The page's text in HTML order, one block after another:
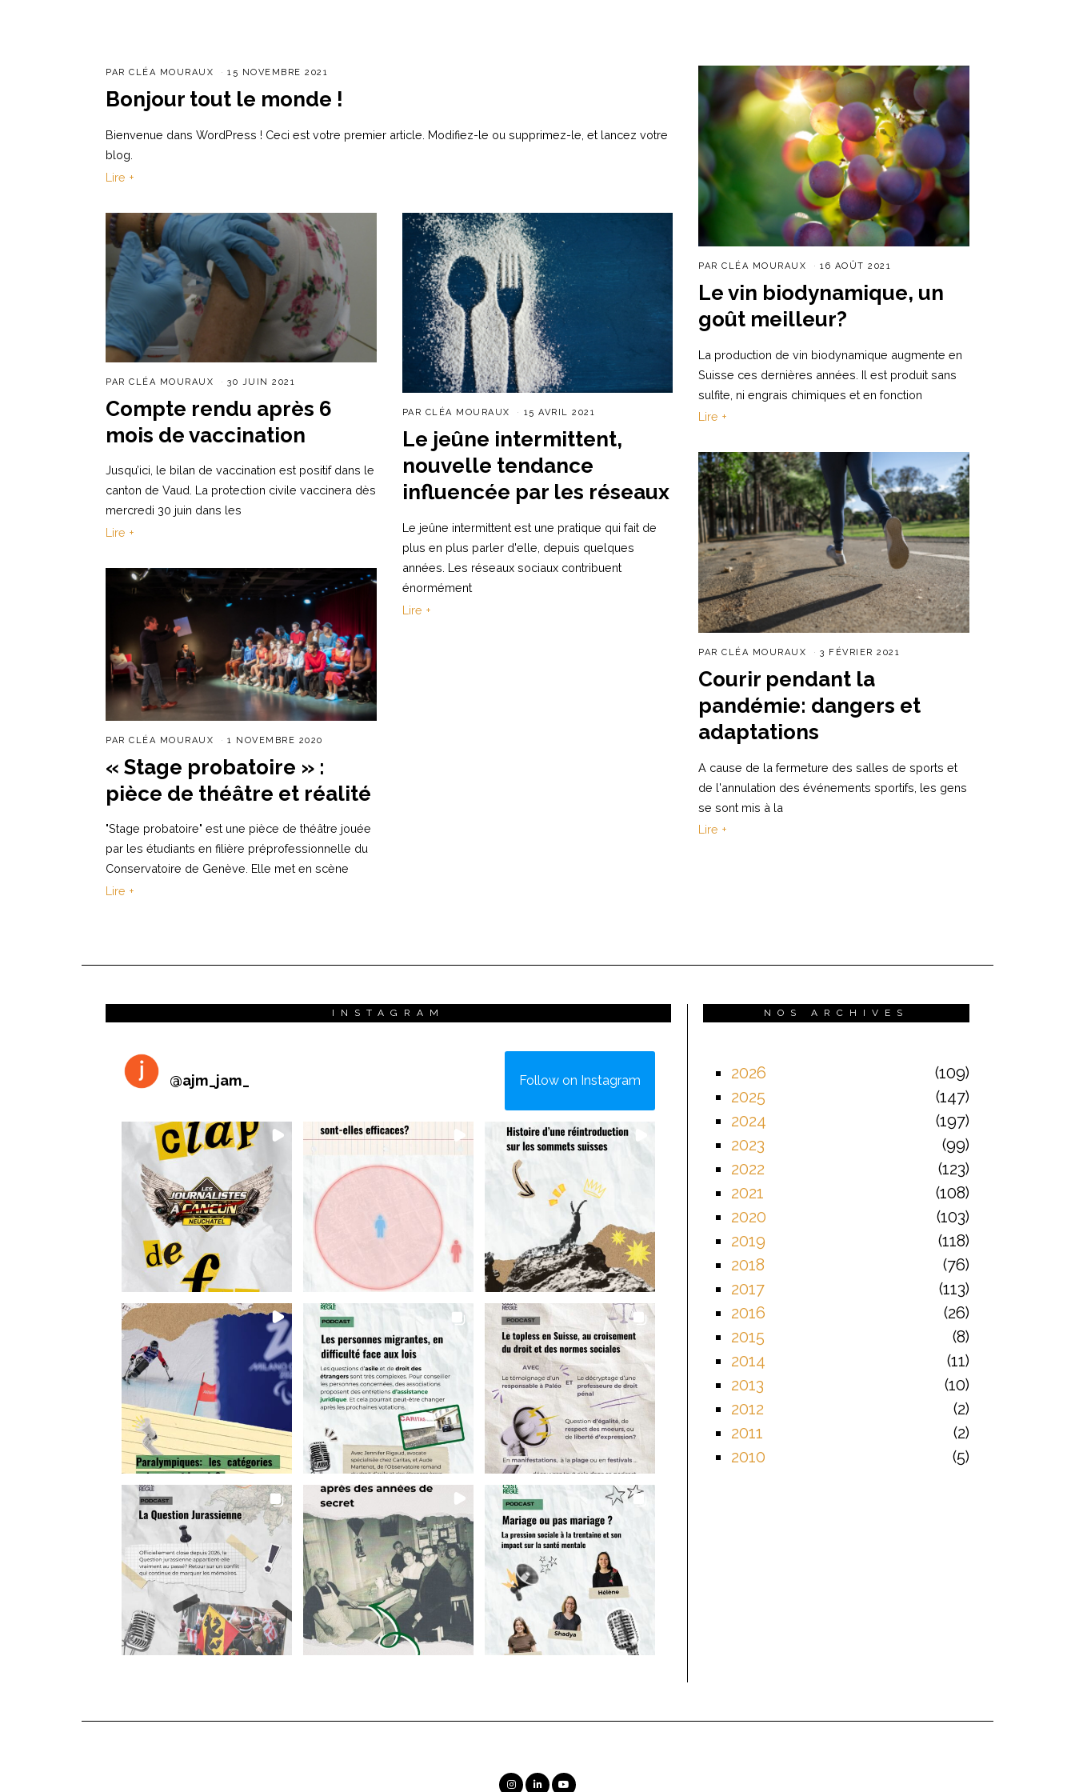
PAR CLÉA MOURAUX 15 NOVEMBRE 2021
Bonjour tout le monde !
Bienvenue dans WordPress ! Ceci est votre premier article. Modifiez-le ou supprimez-le, et lancez votre
blog.
Lire +
PARCLÉA MOURAUX 16 AOÛT 2021
Le vin biodynamique, un
goût meilleur?
La production de vin biodynamique augmente en
Suisse ces dernières années. Il est produit sans
sulfite, ni engrais chimiques et en fonction
Lire +
PAR CLÉA MOURAUX 30 JUIN 2021
Compte rendu après 6
mois de vaccination
Jusqu’ici, le bilan de vaccination est positif dans le
canton de Vaud. La protection civile vaccinera dès
mercredi 30 juin dans les
Lire +
PAR CLÉA MOURAUX 15 AVRIL 2021
Le jeûne intermittent,
nouvelle tendance
influencée par les réseaux
Le jeûne intermittent est une pratique qui fait de
plus en plus parler d'elle, depuis quelques
années. Les réseaux sociaux contribuent
énormément
Lire +
PARCLÉA MOURAUX 3 FÉVRIER 2021
Courir pendant la
pandémie: dangers et
adaptations
A cause de la fermeture des salles de sports et
de l'annulation des événements sportifs, les gens
se sont mis à la
Lire +
PAR CLÉA MOURAUX 1 NOVEMBRE 2020
« Stage probatoire » :
pièce de théâtre et réalité
"Stage probatoire" est une pièce de théâtre jouée
par les étudiants en filière préprofessionnelle du
Conservatoire de Genève. Elle met en scène
Lire +
INSTAGRAM
@ajm_jam_ Follow on Instagram
NOS ARCHIVES
2026
109
2025
147
2024
197
2023
99
2022
123
2021
108
2020
103
2019
118
2018
76
2017
113
2016
26
2015
8
2014
11
2013
10
2012
2
2011
2
2010
5